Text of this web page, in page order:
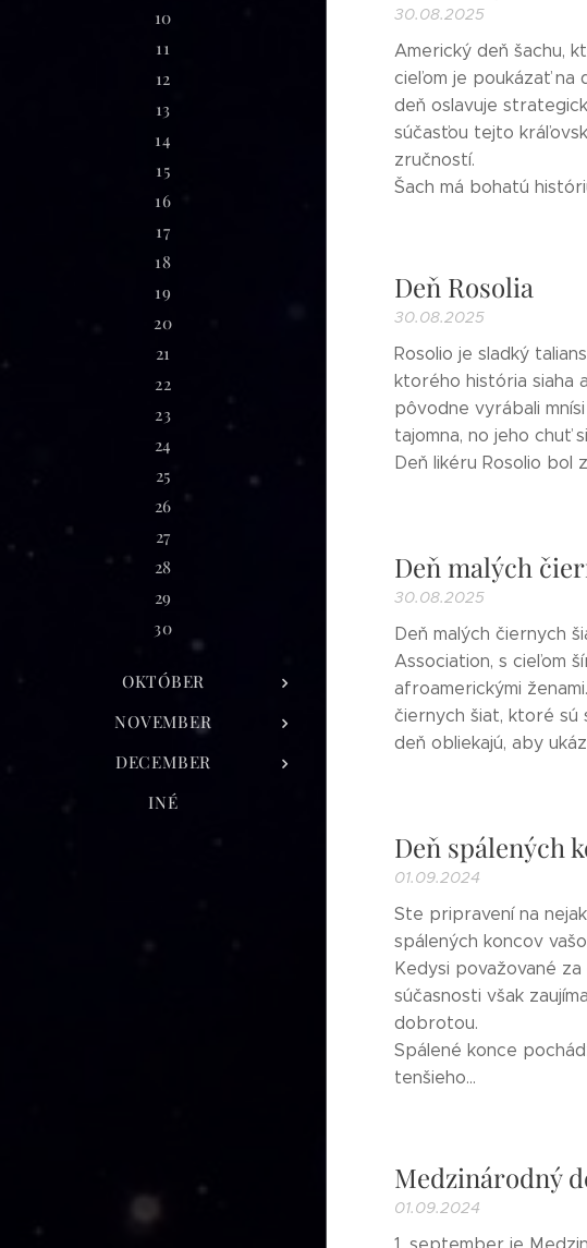
10
11
12
13
14
15
16
17
18
19
20
21
22
23
24
25
26
27
28
29
30
OKTÓBER
NOVEMBER
DECEMBER
INÉ
30.08.2025
Americký deň šachu,
cieľom je poukázať na
deň oslavuje
súčasťou tejto
zručností.
Šach má bohatú
Deň Rosolia
30.08.2025
Rosolio je sladký
ktorého história siaha
pôvodne vyrábali
tajomna, no jeho chuť
Deň likéru Rosolio bol
Deň malých
30.08.2025
Deň malých čiernych
Association, s cieľom
afroamerickými
čiernych šiat, ktoré sú
deň obliekajú, aby
Deň spálených
01.09.2024
Ste pripravení na
spálených koncov
Kedysi považované
súčasnosti však
dobrotou.
Spálené konce
tenšieho...
Medzinárodný
01.09.2024